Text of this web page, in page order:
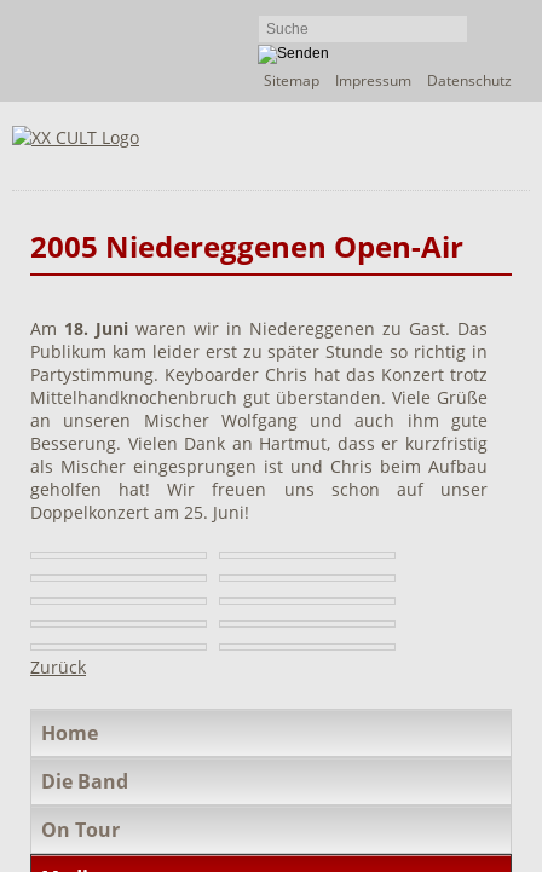
Navigation
Sitemap Impressum Datenschutz
2005 Niedereggenen Open-Air
Am 18. Juni waren wir in Niedereggenen zu Gast. Das
Publikum kam leider erst zu später Stunde so richtig in
Partystimmung. Keyboarder Chris hat das Konzert trotz
Mittelhandknochenbruch gut überstanden. Viele Grüße
an unseren Mischer Wolfgang und auch ihm gute
Besserung. Vielen Dank an Hartmut, dass er kurzfristig
als Mischer eingesprungen ist und Chris beim Aufbau
geholfen hat! Wir freuen uns schon auf unser
Doppelkonzert am 25. Juni!
Zurück
überspringen
Home
Die Band
On Tour